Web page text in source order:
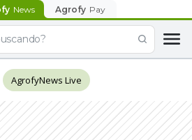
News Agrofy Pay
AgrofyNews Live